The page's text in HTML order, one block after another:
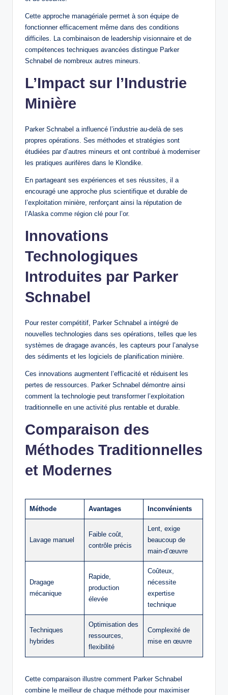
Cette approche managériale permet à son équipe de
fonctionner efficacement même dans des conditions
difficiles. La combinaison de leadership visionnaire et de
compétences techniques avancées distingue Parker
Schnabel de nombreux autres mineurs.
L’Impact sur l’Industrie
Minière
Parker Schnabel a influencé l’industrie au-delà de ses
propres opérations. Ses méthodes et stratégies sont
étudiées par d’autres mineurs et ont contribué à moderniser
les pratiques aurifères dans le Klondike.
En partageant ses expériences et ses réussites, il a
encouragé une approche plus scientifique et durable de
l’exploitation minière, renforçant ainsi la réputation de
l’Alaska comme région clé pour l’or.
Innovations
Technologiques
Introduites par Parker
Schnabel
Pour rester compétitif, Parker Schnabel a intégré de
nouvelles technologies dans ses opérations, telles que les
systèmes de dragage avancés, les capteurs pour l’analyse
des sédiments et les logiciels de planification minière.
Ces innovations augmentent l’efficacité et réduisent les
pertes de ressources. Parker Schnabel démontre ainsi
comment la technologie peut transformer l’exploitation
traditionnelle en une activité plus rentable et durable.
Comparaison des
Méthodes Traditionnelles
et Modernes
Méthode Avantages Inconvénients
Lavage manuel
Faible coût,
contrôle précis
Lent, exige
beaucoup de
main-d’œuvre
Dragage
mécanique
Rapide,
production
élevée
Coûteux,
nécessite
expertise
technique
Techniques
hybrides
Optimisation des
ressources,
flexibilité
Complexité de
mise en œuvre
Cette comparaison illustre comment Parker Schnabel
combine le meilleur de chaque méthode pour maximiser